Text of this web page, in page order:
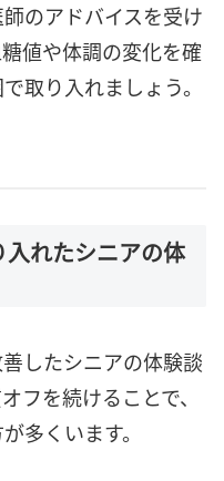
のアドバイスを受け
値や体調の変化を確
取り入れましょう。
れたシニアの体
したシニアの体験談
フを続けることで、
多くいます。